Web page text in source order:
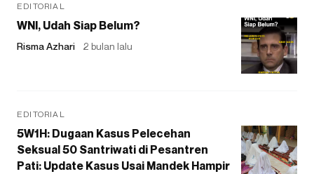
EDITORIAL
WNI, Udah Siap Belum?
Risma Azhari 2 bulan lalu
EDITORIAL
5W1H: Dugaan Kasus Pelecehan
Seksual 50 Santriwati di Pesantren
Pati: Update Kasus Usai Mandek Hampir